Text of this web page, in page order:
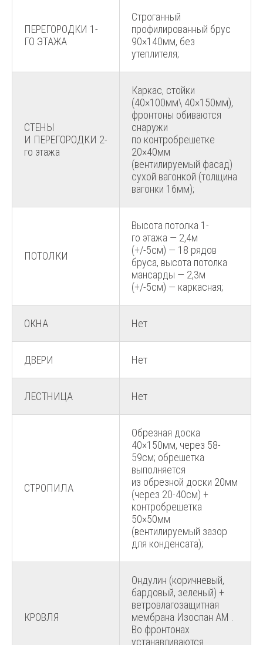
ПЕРЕГОРОДКИ 1-
ГО ЭТАЖА
Строганный
профилированный брус
90×140мм, без
утеплителя;
СТЕНЫ
И ПЕРЕГОРОДКИ 2-
го этажа
Каркас, стойки
(40×100мм\ 40×150мм),
фронтоны обиваются
снаружи
по контробрешетке
20×40мм
(вентилируемый фасад)
сухой вагонкой (толщина
вагонки 16мм);
ПОТОЛКИ
Высота потолка 1-
го этажа — 2,4м
(+/-5см) — 18 рядов
бруса, высота потолка
мансарды — 2,3м
(+/-5см) — каркасная;
ОКНА Нет
ДВЕРИ Нет
ЛЕСТНИЦА Нет
СТРОПИЛА
Обрезная доска
40×150мм, через 58-
59см; обрешетка
выполняется
из обрезной доски 20мм
(через 20-40см) +
контробрешетка
50×50мм
(вентилируемый зазор
для конденсата);
КРОВЛЯ
Ондулин (коричневый,
бардовый, зеленый) +
ветровлагозащитная
мембрана Изоспан АМ .
Во фронтонах
устанавливаются